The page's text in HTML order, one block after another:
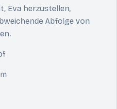
Eva herzustellen,
Abfolge von